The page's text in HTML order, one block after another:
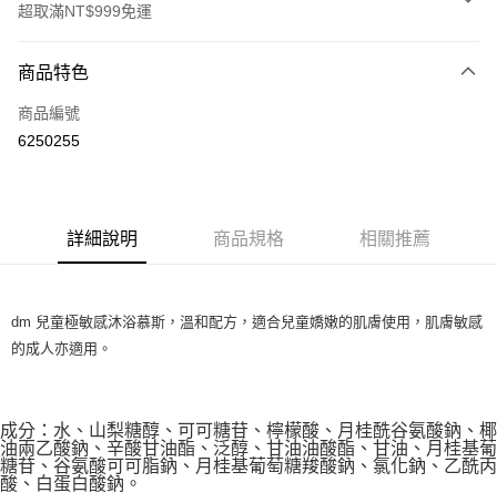
超取滿NT$999免運
信用卡一次付款
超商取貨付款
街口支付
Google Pay
運送方式
全家取貨付款
每筆NT$80，滿NT$999(含以上)免運費
商品特色
商品編號
6250255
詳細說明 商品規格 相關推薦
dm 兒童極敏感沐浴慕斯，溫和配方，適合兒童嬌嫩的肌膚使用，肌膚敏感
的成人亦適用。
成分：水、山梨糖醇、可可糖苷、檸檬酸、月桂酰谷氨酸鈉、椰
油兩乙酸鈉、辛酸甘油酯、泛醇、甘油油酸酯、甘油、月桂基葡
糖苷、谷氨酸可可脂鈉、月桂基葡萄糖羧酸鈉、氯化鈉、乙酰丙
酸、白蛋白酸鈉。